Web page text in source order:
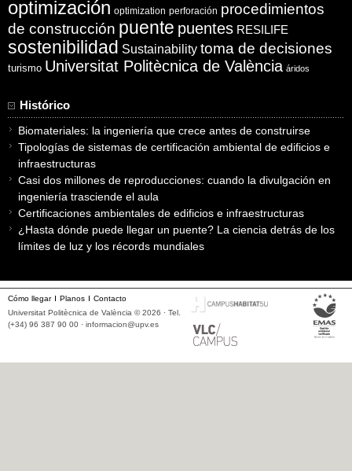
optimización optimization perforación procedimientos
de construcción puente puentes RESILIFE
sostenibilidad Sustainability toma de decisiones
turismo Universitat Politècnica de València áridos
Histórico
Biomateriales: la ingeniería que crece antes de construirse
Tipologías de sistemas de certificación ambiental de edificios e
infraestructuras
Casi dos millones de reproducciones: cuando la divulgación en
ingeniería trasciende el aula
Certificaciones ambientales de edificios e infraestructuras
¿Hasta dónde puede llegar un puente? La ciencia detrás de los
límites de luz y los récords mundiales
Cómo llegar Planos
Contacto
Universitat Politècnica de València © 2026 · Tel.
(+34) 96 387 90 00 · informacion@upv.es